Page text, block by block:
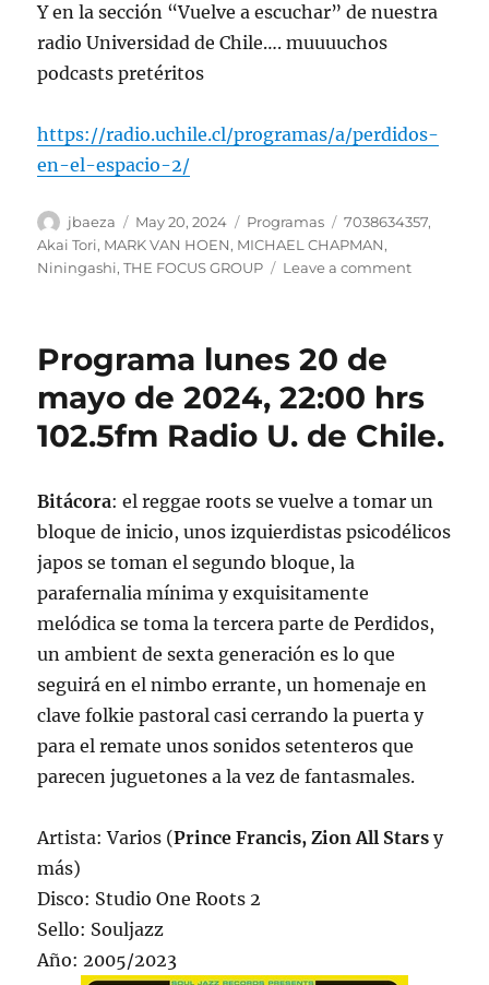
Y en la sección “Vuelve a escuchar” de nuestra
radio Universidad de Chile…. muuuuchos
podcasts pretéritos
https://radio.uchile.cl/programas/a/perdidos-
en-el-espacio-2/
Author
jbaeza
Posted
on
May 20, 2024 Categories
Programas Tags
7038634357,
Akai Tori, MARK VAN HOEN, MICHAEL CHAPMAN,
Niningashi,THE FOCUS GROUP Leave a commenton
mayo
de
2024
Programa lunes 20 de
mayo de 2024, 22:00 hrs
102.5fm Radio U. de Chile.
Bitácora: el reggae roots se vuelve a tomar un
bloque de inicio, unos izquierdistas psicodélicos
japos se toman el segundo bloque, la
parafernalia mínima y exquisitamente
melódica se toma la tercera parte de Perdidos,
un ambient de sexta generación es lo que
seguirá en el nimbo errante, un homenaje en
clave folkie pastoral casi cerrando la puerta y
para el remate unos sonidos setenteros que
parecen juguetones a la vez de fantasmales.
Artista: Varios (Prince Francis, Zion All Starsy
más)
Disco: Studio One Roots 2
Sello: Souljazz
Año: 2005/2023